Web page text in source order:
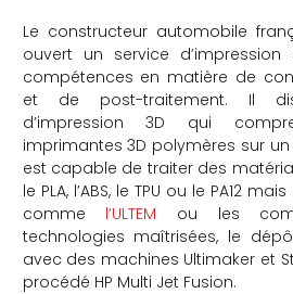
Le constructeur automobile
ouvert un service
compétences en matière de
et de post-traitement. Il
d’impression 3D qui
imprimantes 3D polymères sur
est capable de traiter des
le PLA, l’ABS, le TPU ou le PA12
comme l’ULTEM ou les
technologies maîtrisées, le
avec des machines Ultimaker et
procédé HP Multi Jet Fusion.